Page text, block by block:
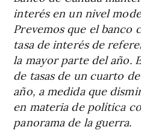
interés en un nivel
Prevemos que el banco
tasa de interés de
la mayor parte del año.
de tasas de un cuarto
año, a medida que
en materia de política
panorama de la guerra.